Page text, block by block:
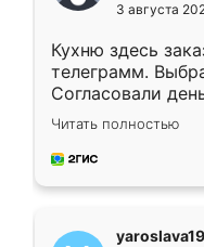
3 августа
Кухню здесь
телеграмм.
Согласовали
недели кухня
довольны
мебель за
Читать полностью